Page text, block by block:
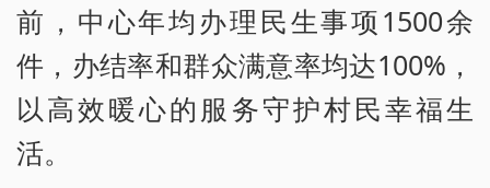
前，中心年均办理民生事项1500余
件，办结率和群众满意率均达100%，
以高效暖心的服务守护村民幸福生
活。